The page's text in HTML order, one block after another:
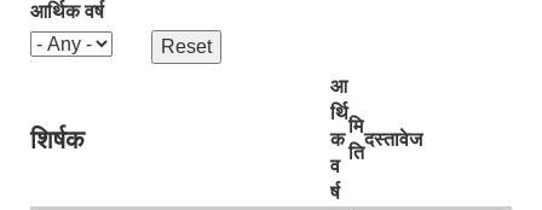
आर्थिक वर्ष
शिर्षक
आ
र्थि
क
व
र्ष
मि
ति
दस्तावेज